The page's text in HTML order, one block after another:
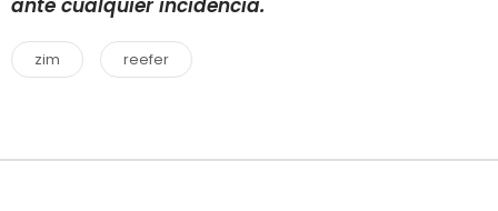
ante cualquier incidencia.
zim reefer